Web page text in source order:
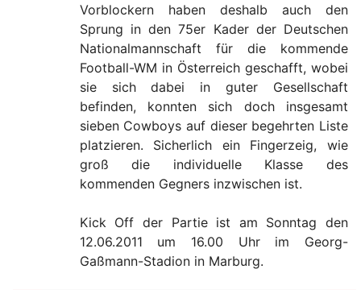
Vorblockern haben deshalb auch den
Sprung in den 75er Kader der Deutschen
Nationalmannschaft für die kommende
Football-WM in Österreich geschafft, wobei
sie sich dabei in guter Gesellschaft
befinden, konnten sich doch insgesamt
sieben Cowboys auf dieser begehrten Liste
platzieren. Sicherlich ein Fingerzeig, wie
groß die individuelle Klasse des
kommenden Gegners inzwischen ist.
Kick Off der Partie ist am Sonntag den
12.06.2011 um 16.00 Uhr im Georg-
Gaßmann-Stadion in Marburg.